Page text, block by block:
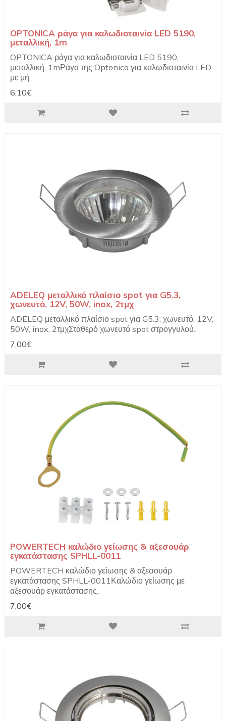
OPTONICA ράγα για καλωδιοταινία LED 5190,
μεταλλική, 1m
OPTONICA ράγα για καλωδιοταινία LED 5190,
μεταλλική, 1mΡάγα της Optonica για καλωδιοταινία LED
με μή..
6,10€
ADELEQ μεταλλικό πλαίσιο spot για G5.3,
χωνευτό, 12V, 50W, inox, 2τμχ
ADELEQ μεταλλικό πλαίσιο spot για G5.3, χωνευτό, 12V,
50W, inox, 2τμχΣταθερό χωνευτό spot στρογγυλού..
7,00€
POWERTECH καλώδιο γείωσης & αξεσουάρ
εγκατάστασης SPHLL-0011
POWERTECH καλώδιο γείωσης & αξεσουάρ
εγκατάστασης SPHLL-0011Καλώδιο γείωσης με
αξεσουάρ εγκατάστασης..
7,00€